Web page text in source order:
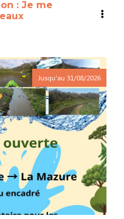
: Je me
Jusqu'au 31/08/2026